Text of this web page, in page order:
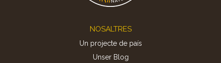
NOSALTRES
Un projecte de país
Unser Blog